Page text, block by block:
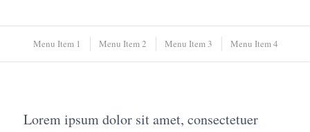
Menu Item 1 Menu Item 2 Menu Item 3 Menu Item 4
Lorem ipsum dolor sit amet, consectetuer